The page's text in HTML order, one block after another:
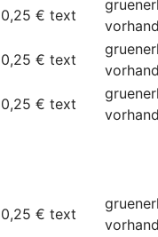
0,25 € text
0,25 € text
0,25 € text
0,25 € text